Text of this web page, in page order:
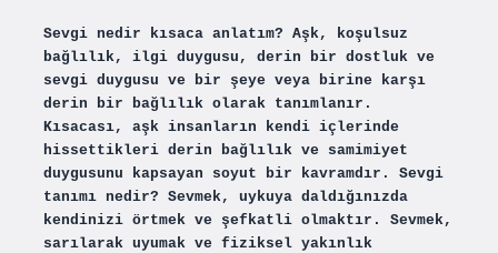
Sevgi nedir kısaca anlatım? Aşk, koşulsuz
bağlılık, ilgi duygusu, derin bir dostluk ve
sevgi duygusu ve bir şeye veya birine karşı
derin bir bağlılık olarak tanımlanır.
Kısacası, aşk insanların kendi içlerinde
hissettikleri derin bağlılık ve samimiyet
duygusunu kapsayan soyut bir kavramdır. Sevgi
tanımı nedir? Sevmek, uykuya daldığınızda
kendinizi örtmek ve şefkatli olmaktır. Sevmek,
sarılarak uyumak ve fiziksel yakınlık